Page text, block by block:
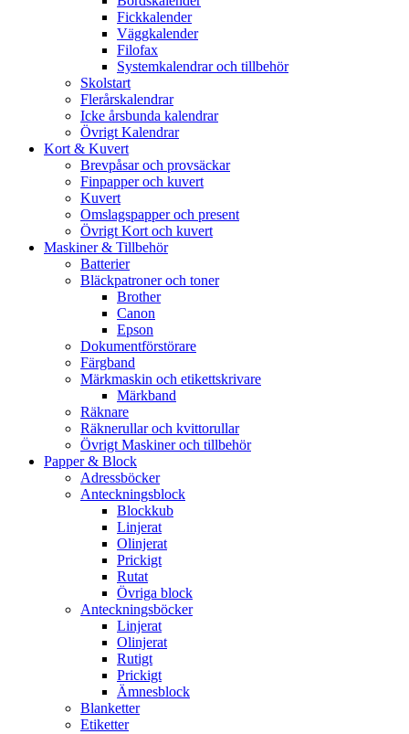
Fickkalender
Väggkalender
Filofax
Systemkalendrar och tillbehör
Skolstart
Flerårskalendrar
Icke årsbunda kalendrar
Övrigt Kalendrar
Kort & Kuvert
Brevpåsar och provsäckar
Finpapper och kuvert
Kuvert
Omslagspapper och present
Övrigt Kort och kuvert
Maskiner & Tillbehör
Batterier
Bläckpatroner och toner
Brother
Canon
Epson
Dokumentförstörare
Färgband
Märkmaskin och etikettskrivare
Märkband
Räknare
Räknerullar och kvittorullar
Övrigt Maskiner och tillbehör
Papper & Block
Adressböcker
Anteckningsblock
Blockkub
Linjerat
Olinjerat
Prickigt
Rutat
Övriga block
Anteckningsböcker
Linjerat
Olinjerat
Rutigt
Prickigt
Ämnesblock
Blanketter
Etiketter